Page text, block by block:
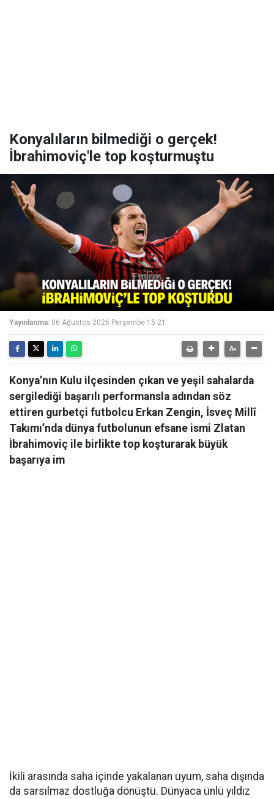
Konyalıların bilmediği o gerçek!
İbrahimoviç'le top koşturmuştu
Yayınlanma: 06 Ağustos 2026 Perşembe 15:21
Konya’nın Kulu ilçesinden çıkan ve yeşil sahalarda
sergilediği başarılı performansla adından söz
ettiren gurbetçi futbolcu Erkan Zengin, İsveç Millî
Takımı’nda dünya futbolunun efsane ismi Zlatan
İbrahimoviç ile birlikte top koşturarak büyük
başarıya im
İkili arasında saha içinde yakalanan uyum, saha dışında
da sarsılmaz dostluğa dönüştü. Dünyaca ünlü yıldız